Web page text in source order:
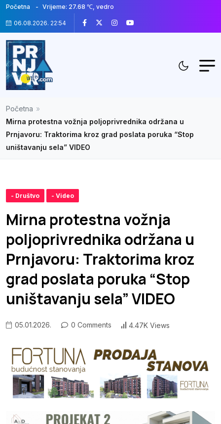
Početna Vrijeme: 27.68 ℃, vedro
06.08.2026. 22:54
Početna »
Mirna protestna vožnja poljoprivrednika održana u
Prnjavoru: Traktorima kroz grad poslata poruka “Stop
uništavanju sela” VIDEO
- Društvo - Video
Mirna protestna vožnja
poljoprivrednika održana u
Prnjavoru: Traktorima kroz
grad poslata poruka “Stop
uništavanju sela” VIDEO
05.01.2026. 0 Comments 4.47K Views